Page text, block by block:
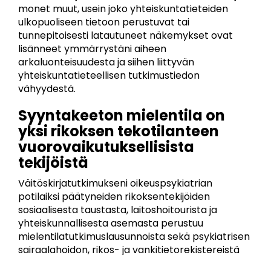
monet muut, usein joko yhteiskuntatieteiden
ulkopuoliseen tietoon perustuvat tai
tunnepitoisesti latautuneet näkemykset ovat
lisänneet ymmärrystäni aiheen
arkaluonteisuudesta ja siihen liittyvän
yhteiskuntatieteellisen tutkimustiedon
vähyydestä.
Syyntakeeton mielentila on
yksi rikoksen tekotilanteen
vuorovaikutuksellisista
tekijöistä
Väitöskirjatutkimukseni oikeuspsykiatrian
potilaiksi päätyneiden rikoksentekijöiden
sosiaalisesta taustasta, laitoshoitourista ja
yhteiskunnallisesta asemasta perustuu
mielentilatutkimuslausunnoista sekä psykiatrisen
sairaalahoidon, rikos- ja vankitietorekistereistä